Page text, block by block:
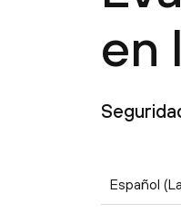
en
Español